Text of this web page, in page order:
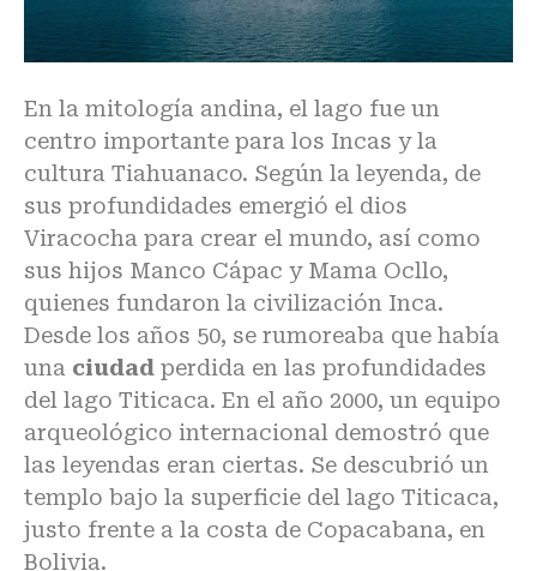
En la mitología andina, el lago fue un
centro importante para los Incas y la
cultura Tiahuanaco. Según la leyenda, de
sus profundidades emergió el dios
Viracocha para crear el mundo, así como
sus hijos Manco Cápac y Mama Ocllo,
quienes fundaron la civilización Inca.
Desde los años 50, se rumoreaba que había
una ciudad perdida en las profundidades
del lago Titicaca. En el año 2000, un equipo
arqueológico internacional demostró que
las leyendas eran ciertas. Se descubrió un
templo bajo la superficie del lago Titicaca,
justo frente a la costa de Copacabana, en
Bolivia.